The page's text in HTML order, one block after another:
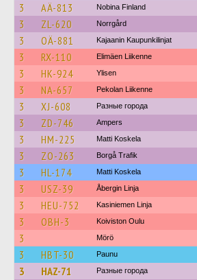
3 AÄ-813 Nobina Finland
3 ZL-620 Norrgård
3 OÄ-881 Kajaanin Kaupunkilinjat
3 RX-110 Elimäen Liikenne
3 HK-924 Ylisen
3 NA-657 Pekolan Liikenne
3 XJ-608 Разные города
3 ZD-746 Ampers
3 HM-225 Matti Koskela
3 ZO-263 Borgå Trafik
3 HL-174 Matti Koskela
3 USZ-39 Åbergin Linja
3 HEU-752 Kasiniemen Linja
3 OBH-3 Koiviston Oulu
3 Mörö
3 HBT-30 Paunu
3 HAZ-71 Разные города